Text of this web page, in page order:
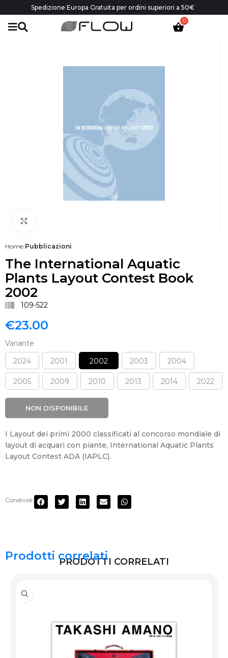
Spedizione Europa Gratuita per ordini superiori a 50€
Home Pubblicazioni
The International Aquatic
Plants Layout Contest Book
2002
109-522
€23.00
Variante
2024
2001 2002 2003 2004
2005 2009 2010 2013 2014 2022
NON DISPONIBILE
I Layout dei primi 2000 classificati al concorso mondiale di
layout di acquari con piante, International Aquatic Plants
Layout Contest ADA (IAPLC).
Condividi:
PRODOTTI CORRELATI
Prodotti correlati